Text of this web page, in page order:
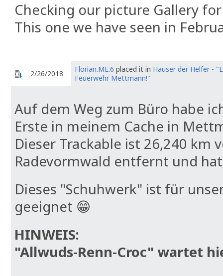
Checking our picture Gallery
This one we have seen in
2/26/2018 Florian.ME.6 placed it in Häuser der Helfer -
Feuerwehr Mettmann!"
Auf dem Weg zum Büro habe
Erste in meinem Cache in
Dieser Trackable ist 26,240 km
Radevormwald entfernt und
Dieses "Schuhwerk" ist für
geeignet 😁
HINWEIS:
"Allwuds-Renn-Croc" wartet